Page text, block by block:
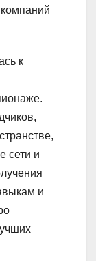
к
сети и
и